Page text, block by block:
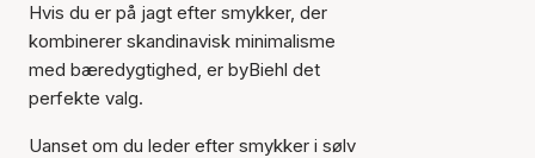
Hvis du er på jagt efter smykker, der
kombinerer skandinavisk minimalisme
med bæredygtighed, er byBiehl det
perfekte valg.
Uanset om du leder efter smykker i sølv